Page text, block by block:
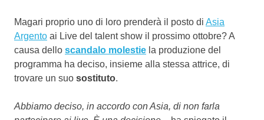
Magari proprio uno di loro prenderà il posto di Asia
Argento ai Live del talent show il prossimo ottobre? A
causa dello scandalo molestie la produzione del
programma ha deciso, insieme alla stessa attrice, di
trovare un suo sostituto.
Abbiamo deciso, in accordo con Asia, di non farla